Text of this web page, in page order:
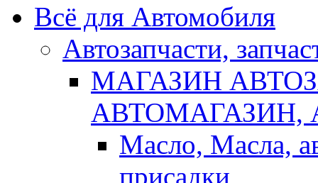
Всё для Автомобиля
Автозапчасти,
МАГАЗИН
АВТОМАГАЗИН,
Масло, Масла,
присадки